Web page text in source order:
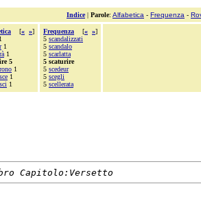
Indice| Parole: Alfabetica - Frequenza -
[« »]
1
1
1
5
1
1
1
Frequenza [« »]
5 scandalizzati
5 scandalo
5 scarlatta
5 scaturire
5 scedeur
5 scegli
5 scellerata
Capitolo:Versetto